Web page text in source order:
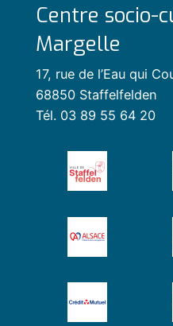
Centre socio-
Margelle
17, rue de l’Eau qui
68850 Staffelfelden
Tél. 03 89 55 64 20